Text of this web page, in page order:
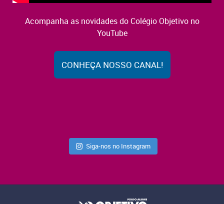
Acompanha as novidades do Colégio Objetivo no
YouTube
CONHEÇA NOSSO CANAL!
Siga-nos no Instagram